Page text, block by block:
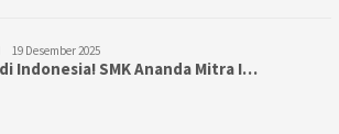
19 Desember 2025
Indonesia! SMK Ananda Mitra I…